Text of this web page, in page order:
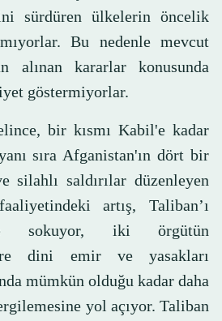
sürdüren ülkelerin öncelik
Bu nedenle mevcut
alınan kararlar konusunda
göstermiyorlar.
bir kısmı Kabil'e kadar
sıra Afganistan'ın dört bir
silahlı saldırılar düzenleyen
artış, Taliban’ı
sokuyor, iki örgütün
dini emir ve yasakları
mümkün olduğu kadar daha
yol açıyor. Taliban